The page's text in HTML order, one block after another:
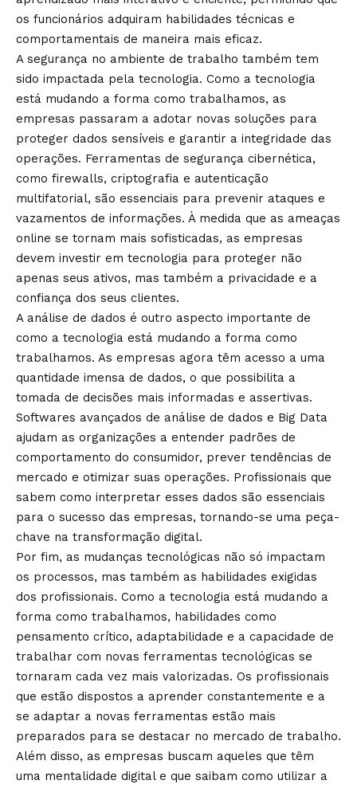
os funcionários adquiram habilidades técnicas e
comportamentais de maneira mais eficaz.
A segurança no ambiente de trabalho também tem
sido impactada pela tecnologia. Como a tecnologia
está mudando a forma como trabalhamos, as
empresas passaram a adotar novas soluções para
proteger dados sensíveis e garantir a integridade das
operações. Ferramentas de segurança cibernética,
como firewalls, criptografia e autenticação
multifatorial, são essenciais para prevenir ataques e
vazamentos de informações. À medida que as ameaças
online se tornam mais sofisticadas, as empresas
devem investir em tecnologia para proteger não
apenas seus ativos, mas também a privacidade e a
confiança dos seus clientes.
A análise de dados é outro aspecto importante de
como a tecnologia está mudando a forma como
trabalhamos. As empresas agora têm acesso a uma
quantidade imensa de dados, o que possibilita a
tomada de decisões mais informadas e assertivas.
Softwares avançados de análise de dados e Big Data
ajudam as organizações a entender padrões de
comportamento do consumidor, prever tendências de
mercado e otimizar suas operações. Profissionais que
sabem como interpretar esses dados são essenciais
para o sucesso das empresas, tornando-se uma peça-
chave na transformação digital.
Por fim, as mudanças tecnológicas não só impactam
os processos, mas também as habilidades exigidas
dos profissionais. Como a tecnologia está mudando a
forma como trabalhamos, habilidades como
pensamento crítico, adaptabilidade e a capacidade de
trabalhar com novas ferramentas tecnológicas se
tornaram cada vez mais valorizadas. Os profissionais
que estão dispostos a aprender constantemente e a
se adaptar a novas ferramentas estão mais
preparados para se destacar no mercado de trabalho.
Além disso, as empresas buscam aqueles que têm
uma mentalidade digital e que saibam como utilizar a